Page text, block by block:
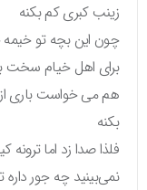
زینب کبری کم بکنه
چون این بچه تو خیمه
برای اهل خیام سخت
هم می خواست باری
بکنه
فلذا صدا زد اما ترونه
نمی‌بینید چه جور داره